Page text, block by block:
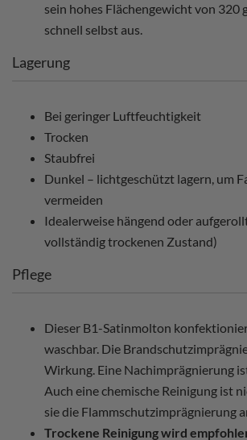
sein hohes Flächengewicht von 320
schnell selbst aus.
Lagerung
Bei geringer Luftfeuchtigkeit
Trocken
Staubfrei
Dunkel – lichtgeschützt lagern, um
vermeiden
Idealerweise hängend oder
vollständig trockenen Zustand)
Pflege
Dieser B1-Satinmolton
waschbar. Die
Wirkung. Eine Nachimprägnierung
Auch eine chemische Reinigung ist
sie die Flammschutzimprägnierung
Trockene Reinigung wird